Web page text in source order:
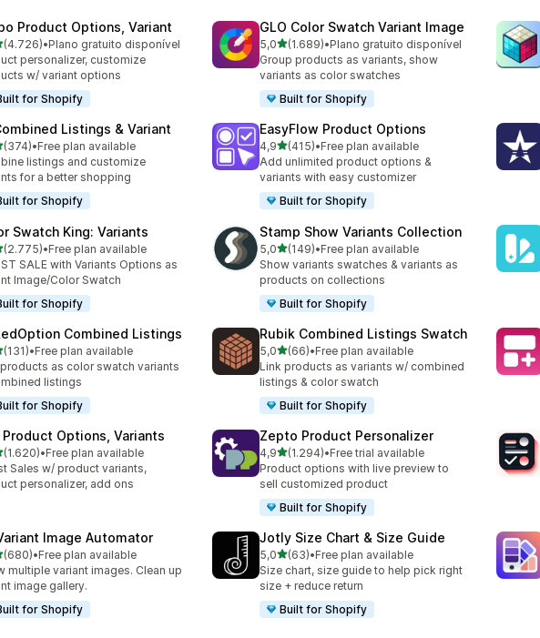
Product Options, Variant
5 estrelas
(4.726)
total de avaliações
•Plano gratuito disponível
personalizer, customize
w/ variant options
for Shopify
GLO Color Swatch Variant Image
5,0de 5 estrelas
(1.689)
1689 total de avaliações
•Plano gratuito disponível
Group products as variants, show
variants as color swatches
Built for Shopify
Listings & Variant
5 estrelas
(374)de avaliações
•Free plan available
listings and customize
for a better shopping
for Shopify
EasyFlow Product Options
4,9de 5 estrelas
(415)
415 total de avaliações
•Free plan available
Add unlimited product options &
variants with easy customizer
Built for Shopify
Swatch King: Variants
5 estrelas
(2.775)
total de avaliações
•Free plan available
SALE with Variants Options as
Image/Color Swatch
for Shopify
Stamp Show Variants Collection
5,0de 5 estrelas
(149)
149 total de avaliações
•Free plan available
Show variants swatches & variants as
products on collections
Built for Shopify
Combined Listings
5 estrelas
(131)de avaliações
•Free plan available
as color swatch variants
listings
for Shopify
Rubik Combined Listings Swatch
5,0de 5 estrelas
(66)
66 total de avaliações
•Free plan available
Link products as variants w/ combined
listings & color swatch
Built for Shopify
Product Options, Variants
5 estrelas
(1.620)
total de avaliações
•Free plan available
Sales w/ product variants,
personalizer, add ons
Zepto Product Personalizer
4,9de 5 estrelas
(1.294)
1294 total de avaliações
•Free trial available
Product options with live preview to
sell customized product
Built for Shopify
Image Automator
5 estrelas
(680)de avaliações
•Free plan available
multiple variant images. Clean up
image gallery.
for Shopify
Jotly Size Chart & Size Guide
5,0de 5 estrelas
(63)
63 total de avaliações
•Free plan available
Size chart, size guide to help pick right
size + reduce return
Built for Shopify